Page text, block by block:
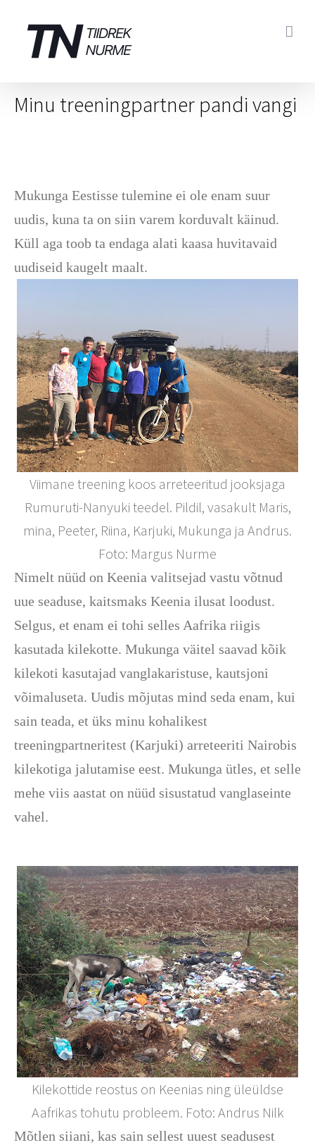
content
Minu treeningpartner pandi vangi
Mukunga Eestisse tulemine ei ole enam suur
uudis, kuna ta on siin varem korduvalt käinud.
Küll aga toob ta endaga alati kaasa huvitavaid
uudiseid kaugelt maalt.
Viimane treening koos arreteeritud jooksjaga
Rumuruti-Nanyuki teedel. Pildil, vasakult Maris,
mina, Peeter, Riina, Karjuki, Mukunga ja Andrus.
Foto: Margus Nurme
Nimelt nüüd on Keenia valitsejad vastu võtnud
uue seaduse, kaitsmaks Keenia ilusat loodust.
Selgus, et enam ei tohi selles Aafrika riigis
kasutada kilekotte. Mukunga väitel saavad kõik
kilekoti kasutajad vanglakaristuse, kautsjoni
võimaluseta. Uudis mõjutas mind seda enam, kui
sain teada, et üks minu kohalikest
treeningpartneritest (Karjuki) arreteeriti Nairobis
kilekotiga jalutamise eest. Mukunga ütles, et selle
mehe viis aastat on nüüd sisustatud vanglaseinte
vahel.
Kilekottide reostus on Keenias ning üleüldse
Aafrikas tohutu probleem. Foto: Andrus Nilk
Mõtlen siiani, kas sain sellest uuest seadusest